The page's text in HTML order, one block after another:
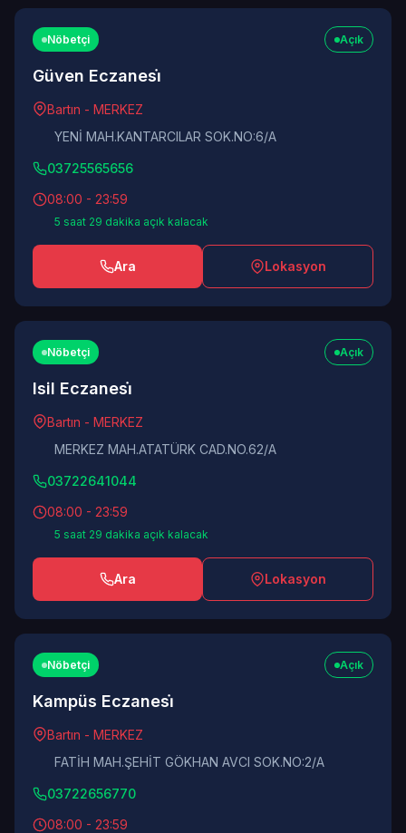
Nöbetçi Açık
Güven Eczanesi̇
Bartın - MERKEZ
YENİ MAH.KANTARCILAR SOK.NO:6/A
03725565656
08:00 - 23:59
5 saat 29 dakika açık kalacak
Ara Lokasyon
Nöbetçi Açık
Isil Eczanesi̇
Bartın - MERKEZ
MERKEZ MAH.ATATÜRK CAD.NO.62/A
03722641044
08:00 - 23:59
5 saat 29 dakika açık kalacak
Ara Lokasyon
Nöbetçi Açık
Kampüs Eczanesi̇
Bartın - MERKEZ
FATİH MAH.ŞEHİT GÖKHAN AVCI SOK.NO:2/A
03722656770
08:00 - 23:59